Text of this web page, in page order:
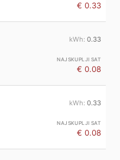
€ 0.33
0.33
€ 0.08
0.33
€ 0.08